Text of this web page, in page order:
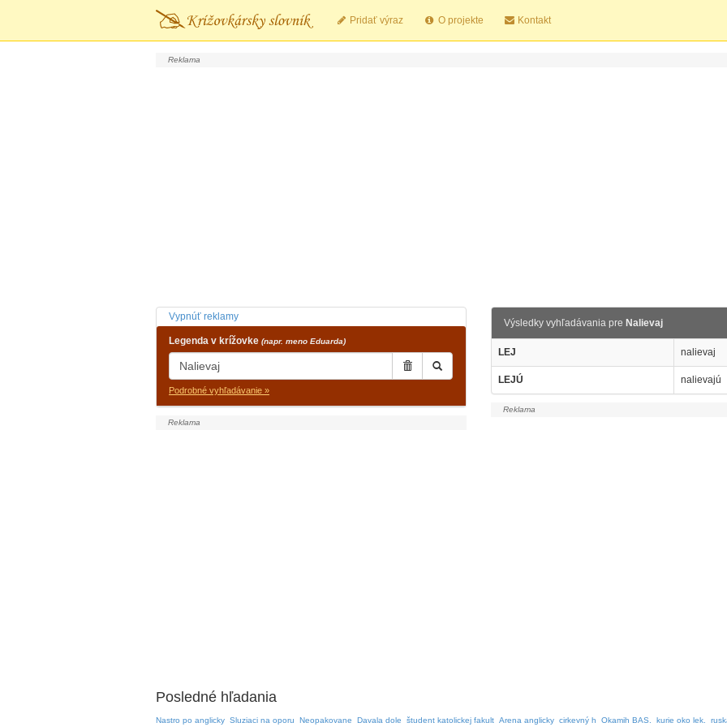
Pridať výraz O projekte Kontakt
Vypnúť reklamy
Legenda v krížovke (napr. meno Eduarda)
Podrobné vyhľadávanie »
Výsledky vyhľadávania pre Nalievaj
LEJ nalievaj
LEJÚ nalievajú
Posledné hľadania
Nastro po anglicky Sluziaci na oporu Neopakovane Davala dole študent katolickej fakult Arena anglicky cirkevný h Okamih BAS. kurie oko lek.